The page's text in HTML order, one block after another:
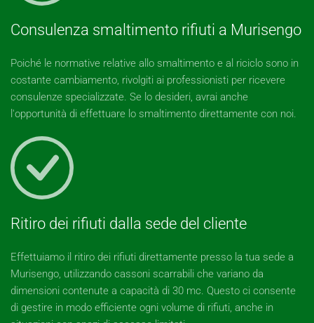
Consulenza smaltimento rifiuti a Murisengo
Poiché le normative relative allo smaltimento e al riciclo sono in
costante cambiamento, rivolgiti ai professionisti per ricevere
consulenze specializzate. Se lo desideri, avrai anche
l'opportunità di effettuare lo smaltimento direttamente con noi.
Ritiro dei rifiuti dalla sede del cliente
Effettuiamo il ritiro dei rifiuti direttamente presso la tua sede a
Murisengo, utilizzando cassoni scarrabili che variano da
dimensioni contenute a capacità di 30 mc. Questo ci consente
di gestire in modo efficiente ogni volume di rifiuti, anche in